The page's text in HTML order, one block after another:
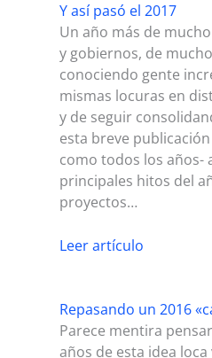
Y así pasó el 2017
Un año más de
y gobiernos, de
conociendo gente
mismas locuras en
y de seguir
esta breve
como todos los años-
principales hitos del
proyectos…
Leer artículo
Repasando un 2016
Parece mentira
años de esta idea